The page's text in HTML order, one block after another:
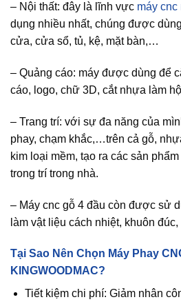
– Nội thất: đây là lĩnh vực máy cnc
dụng nhiều nhất, chúng được
cửa, cửa sổ, tủ, kệ, mặt bàn,…
– Quảng cáo: máy được dùng để
cáo, logo, chữ 3D, cắt nhựa làm
– Trang trí: với sự đa năng của
phay, chạm khắc,…trên cả gỗ,
kim loại mềm, tạo ra các sản
trong trí trong nhà.
– Máy cnc gỗ 4 đầu còn được sử
làm vật liệu cách nhiệt, khuôn
Tại Sao Nên Chọn Máy Phay
KINGWOODMAC?
Tiết kiệm chi phí: Giảm nhân